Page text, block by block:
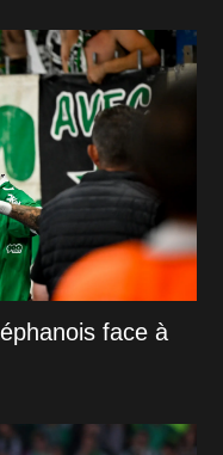
face à